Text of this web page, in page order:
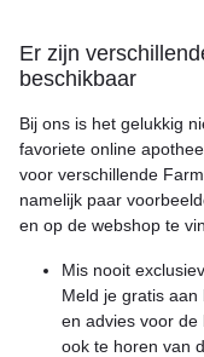
Er zijn
beschikbaar
Bij ons is het gelukkig
favoriete online
voor verschillende
namelijk paar
en op de webshop te
Mis nooit
Meld je gratis
en advies voor de
ook te horen van